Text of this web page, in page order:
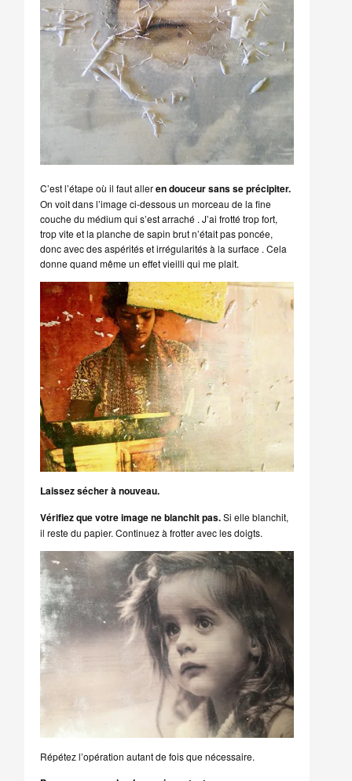
C’est l’étape où il faut alleren douceur sans se précipiter.
On voit dans l’image ci-dessous un morceau de la fine
couche du médium qui s’est arraché . J’ai frotté trop fort,
trop vite et la planche de sapin brut n’était pas poncée,
donc avec des aspérités et irrégularités à la surface . Cela
donne quand même un effet vieilli qui me plait.
Laissez sécher à nouveau.
Vérifiez que votre image ne blanchit pas.Si elle blanchit,
il reste du papier. Continuez à frotter avec les doigts.
Répétez l’opération autant de fois que nécessaire.